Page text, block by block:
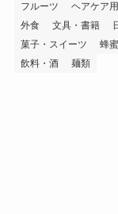
フルーツ
ヘアケア
外食
文具・書籍
菓子・スイーツ
蜂
飲料・酒
麺類